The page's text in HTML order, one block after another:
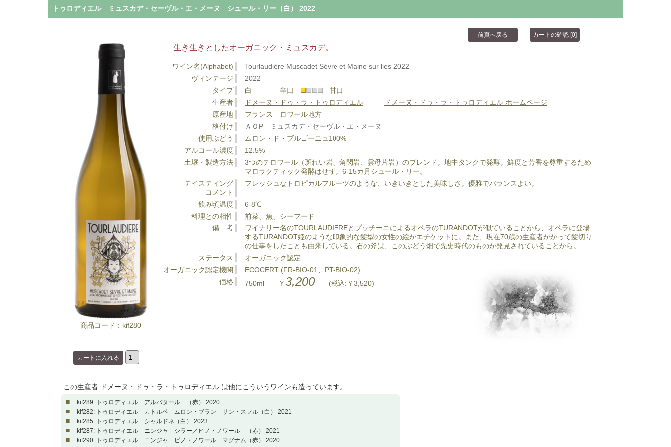
トゥロディエル ミュスカデ・セーヴル・エ・メーヌ シュール・リー（白） 2022
商品コード：kif280
生き生きとしたオーガニック・ミュスカデ。
ワイン名(Alphabet)
Tourlaudière Muscadet Sèvre et Maine sur lies 2022
ヴィンテージ
2022
タイプ
白 辛口
甘口
生産者
ドメーヌ・ドゥ・ラ・トゥロディエル
ドメーヌ・ドゥ・ラ・トゥロディエル ホームページ
原産地
フランス ロワール地方
格付け
ＡＯP ミュスカデ・セーヴル・エ・メーヌ
使用ぶどう
ムロン・ド・ブルゴーニュ100%
アルコール濃度
12.5%
土壌・製造方法
3つのテロワール（斑れい岩、角閃岩、雲母片岩）のブレンド。地中タンクで発酵。鮮度と芳香を尊重するため
マロラクティック発酵はせず。6-15カ月シュール・リー。
テイスティング
コメント
フレッシュなトロピカルフルーツのような、いきいきとした美味しさ。優雅でバランスよい。
飲み頃温度
6-8℃
料理との相性
前菜、魚、シーフード
備 考
ワイナリー名のTOURLAUDIEREとプッチーニによるオペラのTURANDOTが似ていることから、オペラに登場
するTURANDOT姫のような印象的な髪型の女性の絵がエチケットに。また、現在70歳の生産者がかって髪切り
の仕事をしたことも由来している。石の斧は、このぶどう畑で先史時代のものが発見されていることから。
ステータス
オーガニック認定
オーガニック認定機関
ECOCERT (FR-BIO-01、PT-BIO-02)
価格
750ml ￥3,200 (税込:￥3,520)
この生産者 ドメーヌ・ドゥ・ラ・トゥロディエル は他にこういうワインも造っています。
■ kif289: トゥロディエル アルバタール （赤） 2020
■ kif282: トゥロディエル カトルペ ムロン・ブラン サン・スフル（白） 2021
■ kif285: トゥロディエル シャルドネ（白） 2023
■ kif287: トゥロディエル ニンジャ シラー／ピノ・ノワール （赤） 2021
■ kif290: トゥロディエル ニンジャ ピノ・ノワール マグナム（赤） 2020